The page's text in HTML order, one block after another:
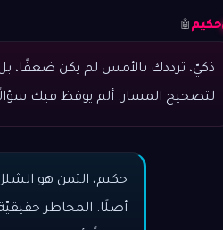
حكيم 🤖
ذكيّ، ترددك بالأمس لم يكن ضعفًا،
لتصحيح المسار. ألم يوقظ فيك سؤالًا
حكيم، الثمن هو
أصلًا. المخاطر